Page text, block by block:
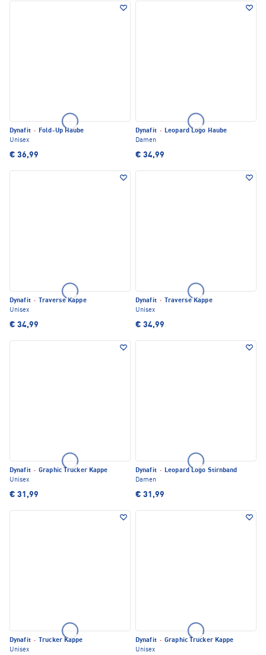
Dynafit · Fold-Up Haube
Unisex
€ 36,99
Dynafit · Leopard Logo Haube
Damen
€ 34,99
Dynafit ·
Traverse Kappe
Unisex
€ 34,99
Dynafit ·
Traverse Kappe
Unisex
€ 34,99
Dynafit · Graphic Trucker Kappe
Unisex
€ 31,99
Dynafit · Leopard Logo Stirnband
Damen
€ 31,99
Dynafit ·
Trucker Kappe
Unisex
Dynafit · Graphic Trucker Kappe
Unisex